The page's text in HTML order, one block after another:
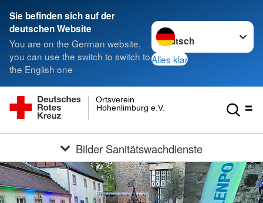
Sie befinden sich auf der
deutschen Website
You are on the German website,
you can use the switch to switch to
the English one
Sprache wechseln zu
Alles klar
Hohenlimburg e.V.
Ortsverein
Bilder Sanitätswachdienste